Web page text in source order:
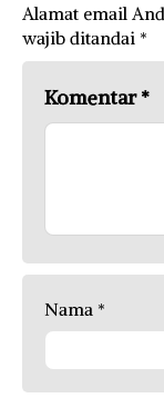
Alamat email
wajib ditandai *
Komentar*
Nama *